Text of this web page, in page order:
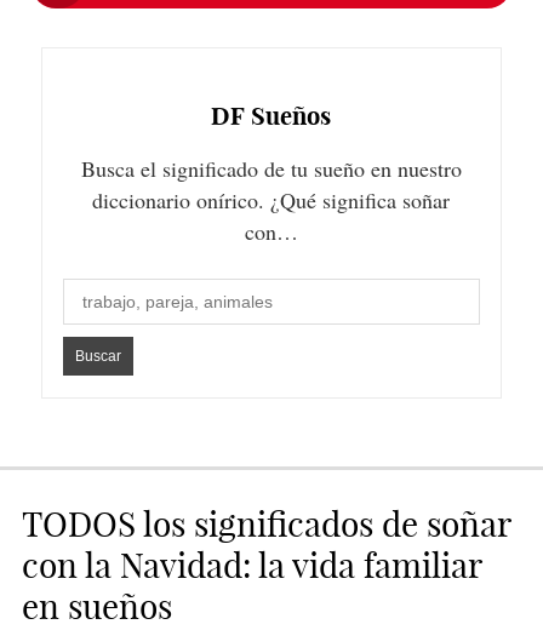
DF Sueños
Busca el significado de tu sueño en nuestro
diccionario onírico. ¿Qué significa soñar
con…
TODOS los significados de soñar
con la Navidad: la vida familiar
en sueños